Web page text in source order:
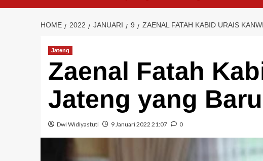
HOME 2022 JANUARI 9 ZAENAL FATAH KABID URAIS
Jateng
Zaenal Fatah
Jateng yang Baru
Dwi Widiyastuti 9 Januari 2022 21:07 0